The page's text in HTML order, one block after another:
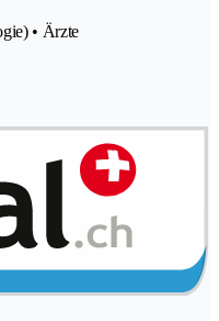
• Ärzte